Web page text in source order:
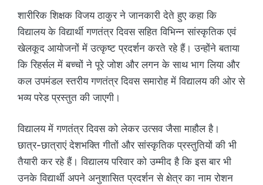
शारीरिक शिक्षक विजय ठाकुर ने जानकारी देते हुए कहा कि
विद्यालय के विद्यार्थी गणतंत्र दिवस सहित विभिन्न सांस्कृतिक एवं
खेलकूद आयोजनों में उत्कृष्ट प्रदर्शन करते रहे हैं। उन्होंने बताया
कि रिहर्सल में बच्चों ने पूरे जोश और लगन के साथ भाग लिया और
कल उपमंडल स्तरीय गणतंत्र दिवस समारोह में विद्यालय की ओर से
भव्य परेड प्रस्तुत की जाएगी।
विद्यालय में गणतंत्र दिवस को लेकर उत्सव जैसा माहौल है।
छात्र-छात्राएं देशभक्ति गीतों और सांस्कृतिक प्रस्तुतियों की भी
तैयारी कर रहे हैं। विद्यालय परिवार को उम्मीद है कि इस बार भी
उनके विद्यार्थी अपने अनुशासित प्रदर्शन से क्षेत्र का नाम रोशन